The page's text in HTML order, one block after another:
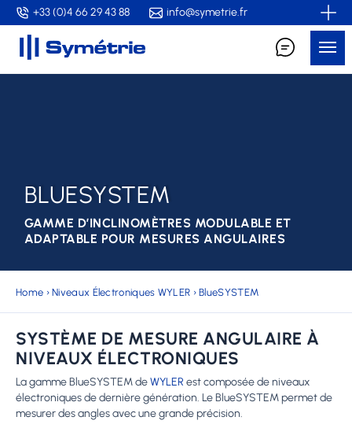
Skip
to
content
+33 (0)4 66 29 43 88 info@symetrie.fr
BLUESYSTEM
GAMME D’INCLINOMÈTRES MODULABLE ET
ADAPTABLE POUR MESURES ANGULAIRES
Home ›Niveaux Électroniques WYLER ›BlueSYSTEM
SYSTÈME DE MESURE ANGULAIRE À
NIVEAUX ÉLECTRONIQUES
La gamme BlueSYSTEM deWYLER est composée de niveaux
électroniques de dernière génération. Le BlueSYSTEM permet de
mesurer des angles avec une grande précision.